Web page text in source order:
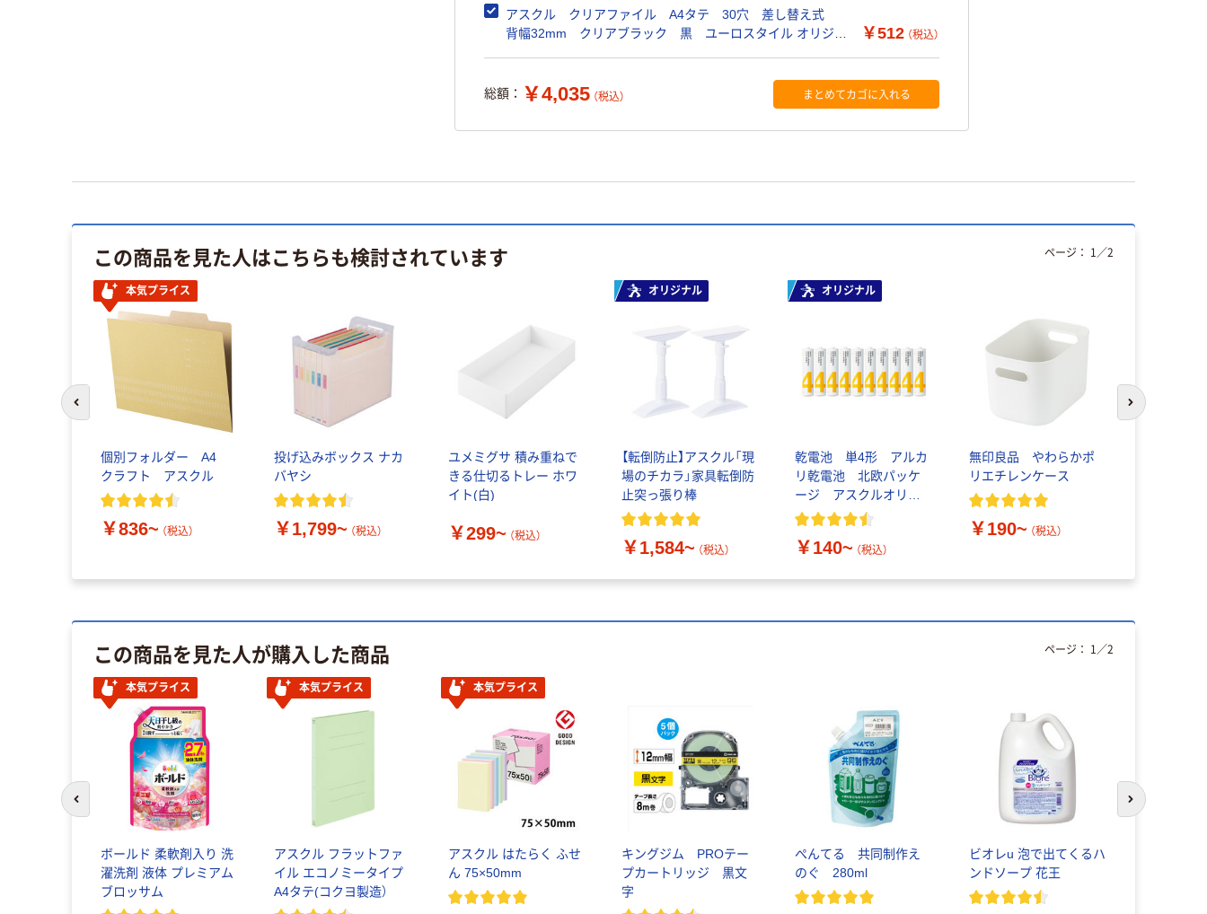
アスクル クリアファイル A4タテ 30穴 差し替え式
背幅32mm クリアブラック 黒 ユーロスタイル オリジナ
￥512 （税込）
総額： ￥4,035 （税込） まとめてカゴに入れる
この商品を見た人はこちらも検討されています
本気プライス
個別フォルダー A4
クラフト アスクル
￥836~ （税込）
投げ込みボックス ナカ
バヤシ
￥1,799~ （税込）
ユメミグサ 積み重ねで
きる仕切るトレー ホワ
イト(白)
￥299~ （税込）
オリジナル
【転倒防止】アスクル「現
場のチカラ」家具転倒防
止突っ張り棒
￥1,584~ （税込）
オリジナル
乾電池 単4形 アルカ
リ乾電池 北欧パッケ
ージ アスクルオリジ
ナル
￥140~ （税込）
無印良品 やわらかポ
リエチレンケース
￥190~ （税込）
ページ： 1 ／2
前のスライドへ 次のスライド
この商品を見た人が購入した商品
本気プライス
ボールド 柔軟剤入り 洗
濯洗剤 液体 プレミアム
ブロッサム
本気プライス
アスクル フラットファ
イル エコノミータイプ
A4タテ(コクヨ製造）
本気プライス
アスクル はたらく ふせ
ん 75×50mm
キングジム PROテー
プカートリッジ 黒文
字
ぺんてる 共同制作え
のぐ 280ml
ビオレu 泡で出てくるハ
ンドソープ 花王
ページ： 1 ／2
前のスライドへ 次のスライド